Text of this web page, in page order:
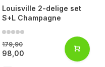
Louisville 2-delige set
S+L Champagne
179,90
98,00